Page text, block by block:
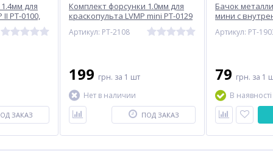
для
PT-0100,
ЗАКАЗ
Комплект форсунки 1.0мм для
краскопульта LVMP mini PT-0129
(дюза, воздушная головка, игла)
INTERTOOL PT-2108
Артикул: PT-2108
199 грн. за 1 шт
Нет в наличии
ПОД ЗАКАЗ
Бачок
мини с
M14x1, 125мл
Артикул: PT-
79 грн. за 1
В наявності